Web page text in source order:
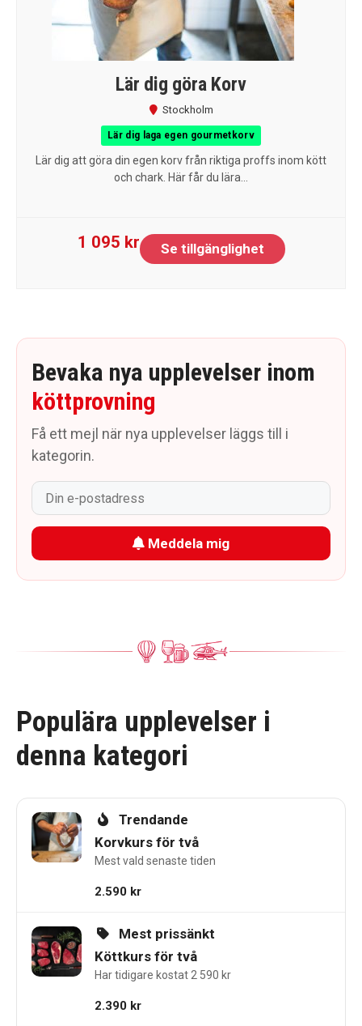
Lär dig göra Korv
Stockholm
Lär dig laga egen gourmetkorv
Lär dig att göra din egen korv från riktiga proffs inom kött
och chark. Här får du lära...
1 095 kr Se tillgänglighet
Bevaka nya upplevelser inom
köttprovning
Få ett mejl när nya upplevelser läggs till i
kategorin.
Meddela mig
Populära upplevelser i
denna kategori
Trendande
Korvkurs för två
Mest vald senaste tiden
2.590 kr
Mest prissänkt
Köttkurs för två
Har tidigare kostat 2 590 kr
2.390 kr